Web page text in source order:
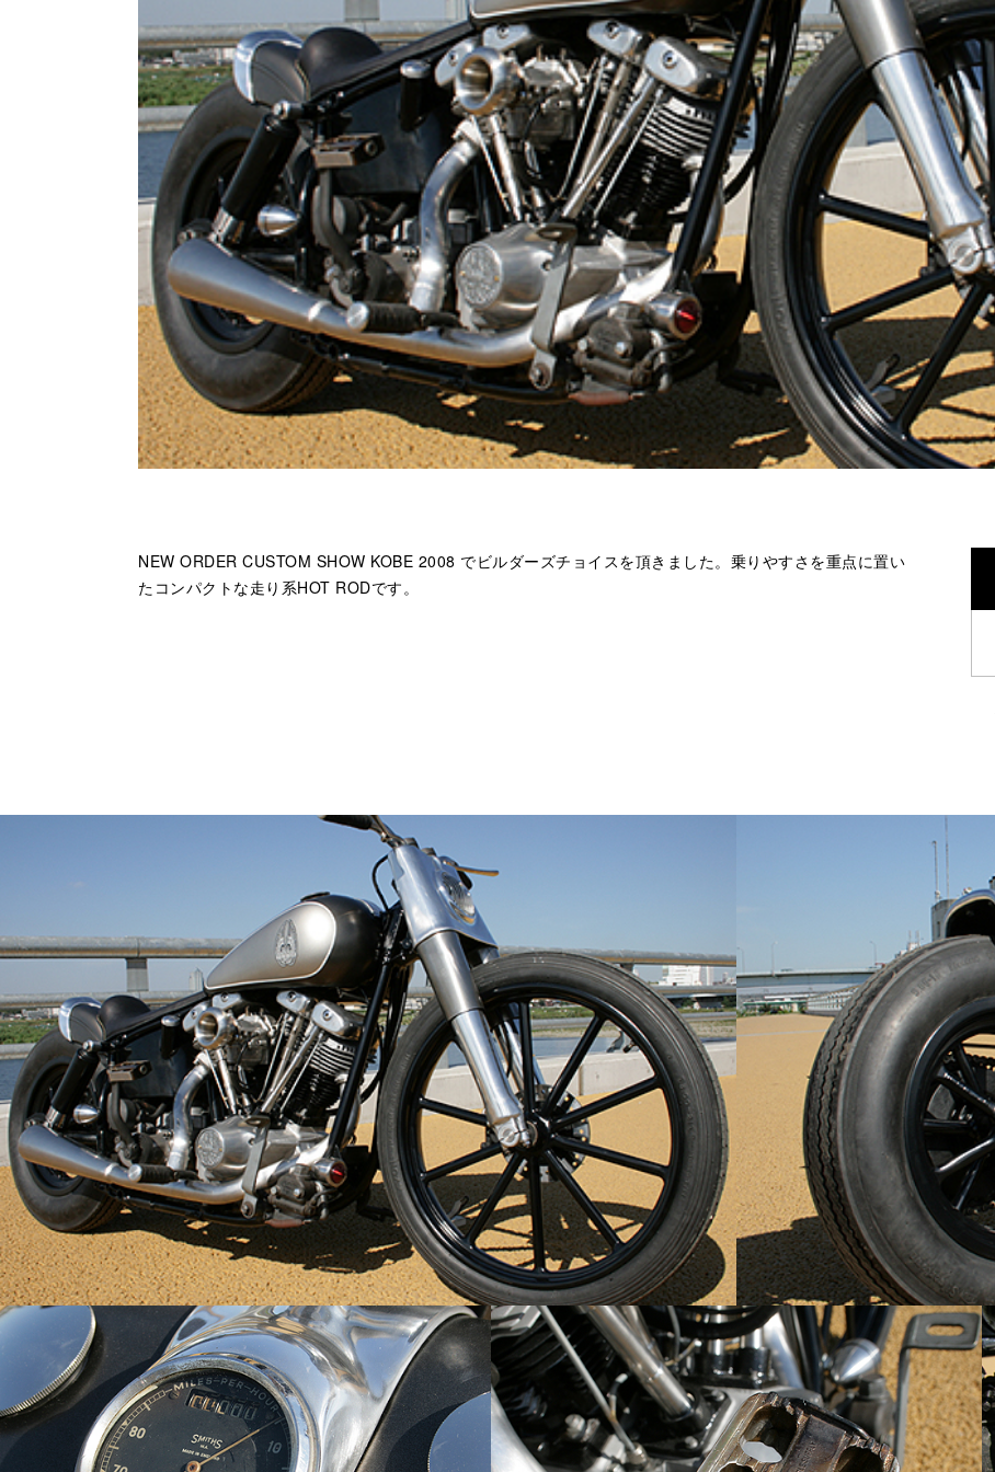
NEW ORDER CUSTOM SHOW KOBE 2008 でビルダーズチョイスを頂きました。乗りやすさを重点に置い
たコンパクトな走り系HOT RODです。